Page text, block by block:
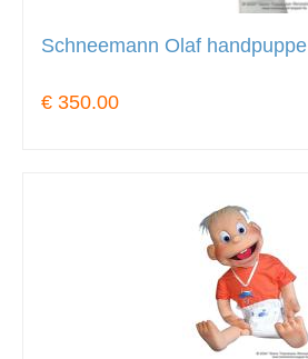
Schneemann Olaf handpuppe
€ 350.00